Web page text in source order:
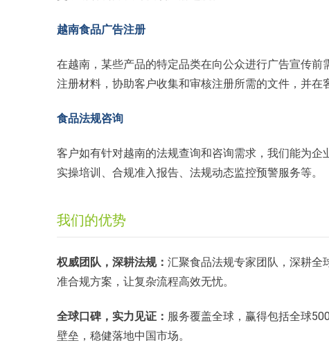
越南食品广告注册
在越南，某些产品的特定品类在向公众进行广告宣传
注册材料，协助客户收集和审核注册所需的文件，并在
食品法规咨询
客户如有针对越南的法规查询和咨询需求，我们能为
实操培训、合规准入报告、法规动态监控预警服务等。
我们的优势
权威团队，深耕法规： 汇聚食品法规专家团队，深耕全
准合规方案，让复杂流程高效无忧。
全球口碑，实力见证： 服务覆盖全球，赢得包括全球
壁垒，稳健落地中国市场。